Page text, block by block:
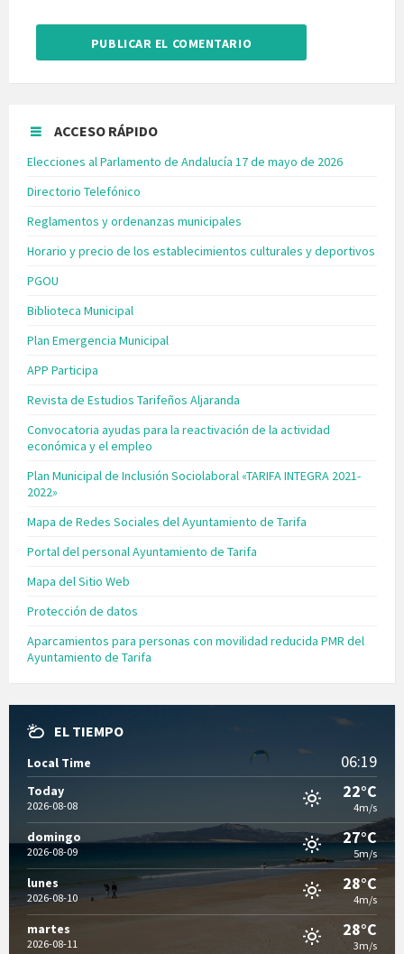
ACCESO RÁPIDO
Elecciones al Parlamento de Andalucía 17 de mayo de 2026
Directorio Telefónico
Reglamentos y ordenanzas municipales
Horario y precio de los establecimientos culturales y deportivos
PGOU
Biblioteca Municipal
Plan Emergencia Municipal
APP Participa
Revista de Estudios Tarifeños Aljaranda
Convocatoria ayudas para la reactivación de la actividad
económica y el empleo
Plan Municipal de Inclusión Sociolaboral «TARIFA INTEGRA 2021-
2022»
Mapa de Redes Sociales del Ayuntamiento de Tarifa
Portal del personal Ayuntamiento de Tarifa
Mapa del Sitio Web
Protección de datos
Aparcamientos para personas con movilidad reducida PMR del
Ayuntamiento de Tarifa
EL TIEMPO
Local Time 06:19
Today
2026-08-08
22°C
4m/s
domingo
2026-08-09
27°C
5m/s
lunes
2026-08-10
28°C
4m/s
martes
2026-08-11
28°C
3m/s